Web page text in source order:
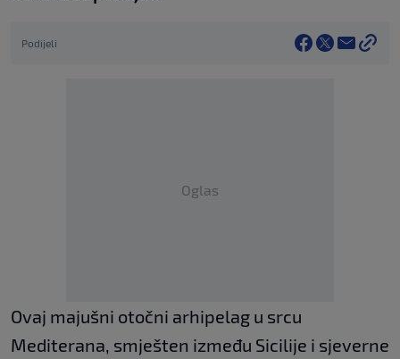
Podijeli
Oglas
Ovaj majušni otočni arhipelag u srcu
Mediterana, smješten između Sicilije i sjeverne